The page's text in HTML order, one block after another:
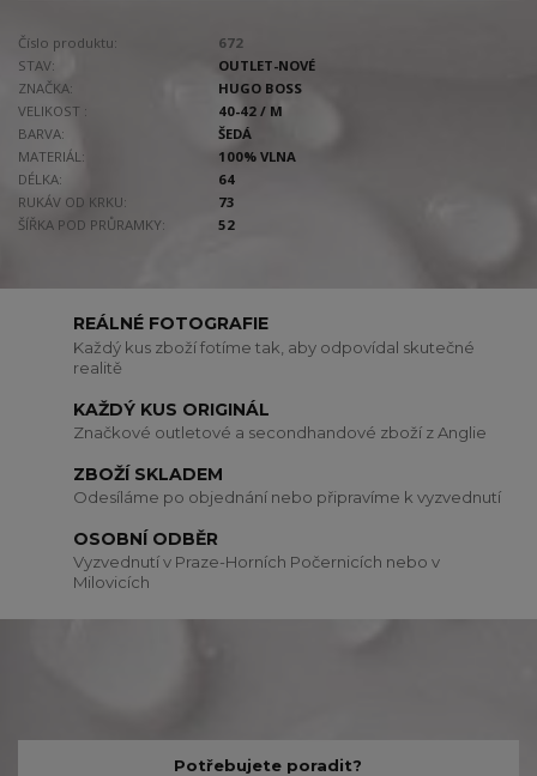
Číslo produktu:
672
STAV:
OUTLET-NOVÉ
ZNAČKA:
HUGO BOSS
VELIKOST :
40-42 / M
BARVA:
ŠEDÁ
MATERIÁL:
100% VLNA
DÉLKA:
64
RUKÁV OD KRKU:
73
ŠÍŘKA POD PRŮRAMKY:
52
REÁLNÉ FOTOGRAFIE
Každý kus zboží fotíme tak, aby odpovídal skutečné
realitě
KAŽDÝ KUS ORIGINÁL
Značkové outletové a secondhandové zboží z Anglie
ZBOŽÍ SKLADEM
Odesíláme po objednání nebo připravíme k vyzvednutí
OSOBNÍ ODBĚR
Vyzvednutí v Praze-Horních Počernicích nebo v
Milovicích
Potřebujete poradit?